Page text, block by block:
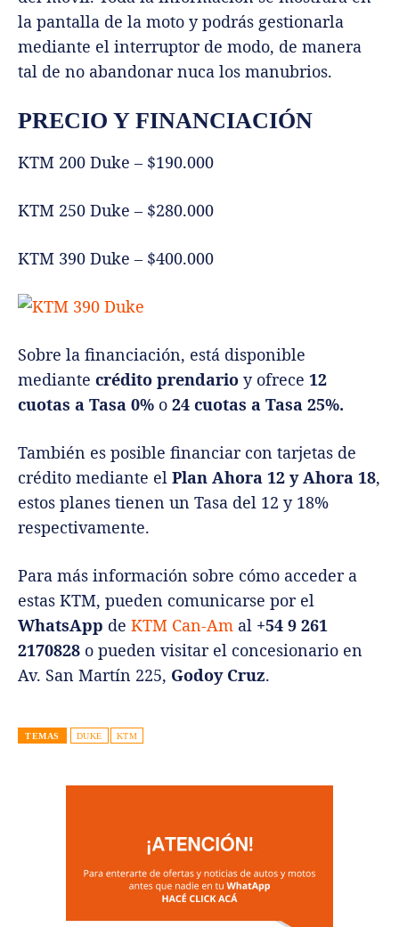
la pantalla de la moto y podrás gestionarla
mediante el interruptor de modo, de manera
tal de no abandonar nuca los manubrios.
PRECIO Y FINANCIACIÓN
KTM 200 Duke – $190.000
KTM 250 Duke – $280.000
KTM 390 Duke – $400.000
Sobre la financiación, está disponible
mediante crédito prendario y ofrece 12
cuotas a Tasa 0% o 24 cuotas a Tasa 25%.
También es posible financiar con tarjetas de
crédito mediante el Plan Ahora 12 y Ahora 18,
estos planes tienen un Tasa del 12 y 18%
respectivamente.
Para más información sobre cómo acceder a
estas KTM, pueden comunicarse por el
WhatsApp de KTM Can-Am al +54 9 261
2170828 o pueden visitar el concesionario en
Av. San Martín 225, Godoy Cruz.
TEMAS DUKE KTM